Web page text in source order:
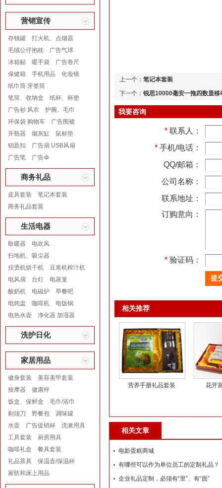
营销宣传
存钱罐
打火机、点烟器
毛绒公仔抱枕
广告气球
冰箱贴
暖手袋
广告卷尺
保健箱
手机用品
化妆镜
纸巾筒 牙签筒
笔筒、收纳盒
纸杯、杯垫
广告衫 风衣
护腕、毛巾
环保袋 购物车
广告围裙
开瓶器
烟灰缸
鼠标垫
钥匙扣
广告扇 USB风扇
广告笔
广告伞
商务礼品
皮具套装
笔记本套装
商务礼品套装
生活电器
取暖器
电吹风
扫地机、吸尘器
挂烫机烘干机
豆浆机榨汁机
电风扇
台灯
电蒸笼
酸奶机
电磁炉
早餐吧
电炖盅
咖啡机
电饭锅
电热水壶
净化器 加湿器
洗护日化
家居用品
健身套装
美容美甲套装
按摩器
健康秤
饭盒、保鲜盒
毛巾/浴巾
剃须刀
野餐包
调味罐
水壶
广告促销杯
洗漱用具
工具套装
厨房用具
咖啡礼盒
餐具套装
礼品茶具
保温壶/保温杯
家纺和床上用品
上一个： 笔记本套装
下一个： 锐思10000毫安一拖四数显移
我要咨询
* 联系人：
* 手机/电话：
QQ/邮箱：
公司名称：
联系地址：
订购意向：
* 验证码：
相关推荐
营养手册礼品套装 花开
相关文章
电影蛋糕商城
有哪些可以作为单位员工的定制礼品？
企业礼品定制，必须有“里”、有“面”